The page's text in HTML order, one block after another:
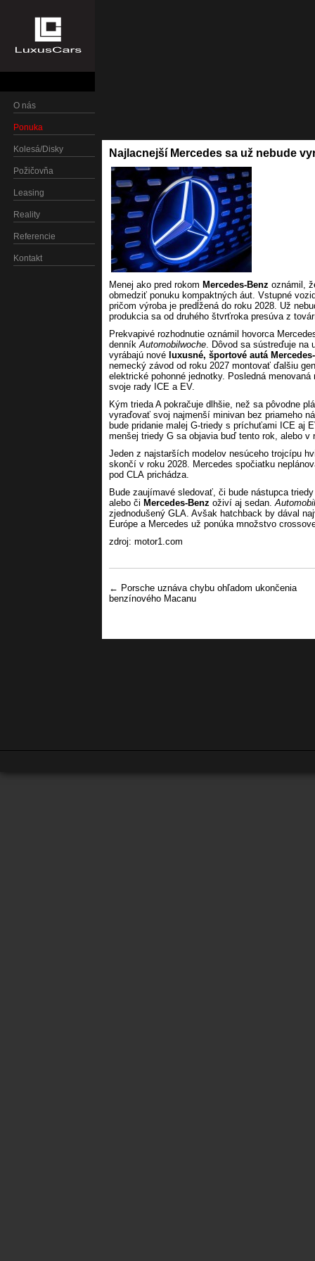
O nás
Ponuka
Kolesá/Disky
Požičovňa
Leasing
Reality
Referencie
Kontakt
Najlacnejší Mercedes sa už nebude
Menej ako pred rokom Mercedes-Benz oznámil,
obmedziť ponuku kompaktných áut. Vstupné
pričom výroba je predĺžená do roku 2028. Už
produkcia sa od druhého štvrťroka presúva z
Prekvapivé rozhodnutie oznámil hovorca
denníkAutomobilwoche. Dôvod sa sústreďuje na
vyrábajú nové luxusné, športové autá
nemecký závod od roku 2027 montovať ďalšiu
elektrické pohonné jednotky. Posledná
svoje rady ICE a EV.
Kým trieda A pokračuje dlhšie, než sa pôvodne
vyraďovať svoj najmenší minivan bez priameho
bude pridanie malej G-triedy s príchuťami ICE aj
menšej triedy G sa objavia buď tento rok, alebo v
Jeden z najstarších modelov nesúceho trojcípu
skončí v roku 2028. Mercedes spočiatku
pod CLA prichádza.
Bude zaujímavé sledovať, či bude nástupca
alebo či Mercedes-Benz oživí aj sedan.
zjednodušený GLA. Avšak hatchback by dával
Európe a Mercedes už ponúka množstvo
zdroj: motor1.com
Post navigation
← Porsche uznáva chybu ohľadom ukončenia
benzínového Macanu